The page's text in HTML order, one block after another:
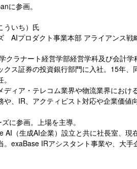
に参画。
いち）氏
AIプロダクト事業本部 アライアンス戦
クラナート経営学部経営学科及び会計学
ス証券の投資銀行部門に入社。 15年、
ディア・テレコム業界や物流業界におけ
、 IR、アクティビスト対応や企業価値
に参画。上場を主導。
AI （生成AI企業）設立と共に社長室、現
exaBase IRアシスタント事業や、大手